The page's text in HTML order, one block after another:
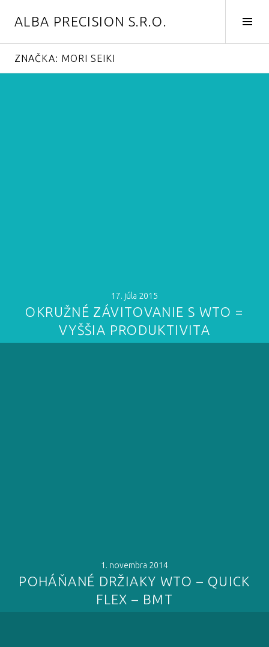
ALBA PRECISION S.R.O.
ZNAČKA: MORI SEIKI
17. júla 2015
OKRUŽNÉ ZÁVITOVANIE S WTO =
VYŠŠIA PRODUKTIVITA
1. novembra 2014
POHÁŇANÉ DRŽIAKY WTO – QUICK
FLEX – BMT